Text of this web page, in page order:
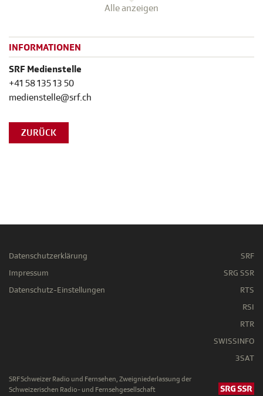
Alle anzeigen
INFORMATIONEN
SRF Medienstelle
+41 58 135 13 50
medienstelle@srf.ch
ZURÜCK
Datenschutzerklärung
Impressum
Datenschutz-Einstellungen
SRF
SRG SSR
RTS
RSI
RTR
SWISSINFO
3SAT
SRF Schweizer Radio und Fernsehen, Zweigniederlassung der
Schweizerischen Radio- und Fernsehgesellschaft